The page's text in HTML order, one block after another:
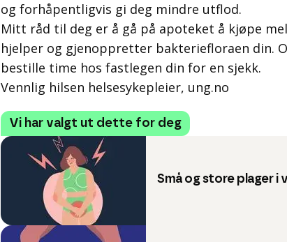
og forhåpentligvis gi deg mindre utflod.
Mitt råd til deg er å gå på apoteket å kjøpe
hjelper og gjenoppretter bakteriefloraen din.
bestille time hos fastlegen din for en sjekk.
Vennlig hilsen helsesykepleier, ung.no
Vi har valgt ut dette for deg
Små og store plager i